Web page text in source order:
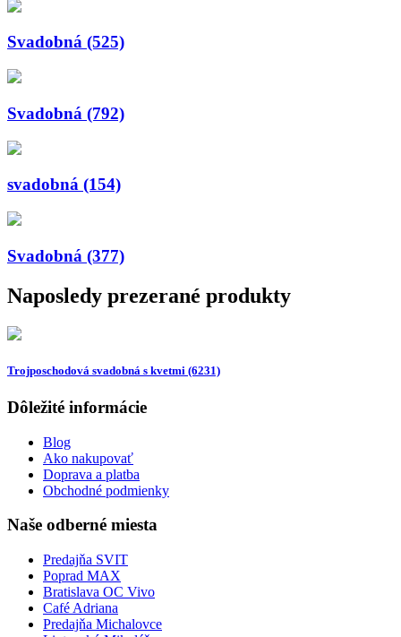
Svadobná (525)
Svadobná (792)
svadobná (154)
Svadobná (377)
Naposledy prezerané produkty
Trojposchodová svadobná s kvetmi (6231)
Dôležité informácie
Blog
Ako nakupovať
Doprava a platba
Obchodné podmienky
Naše odberné miesta
Predajňa SVIT
Poprad MAX
Bratislava OC Vivo
Café Adriana
Predajňa Michalovce